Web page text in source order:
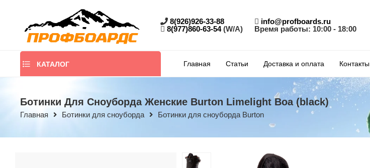
8(926)926-33-88
8(977)860-63-54(W/A)
info@profboards.ru
Время работы: 10:00 - 18:00
КАТАЛОГ Главная Статьи Доставка и оплата Контакты
Ботинки Для Сноуборда Женские Burton Limelight Boa (black)
Главная Ботинки для сноуборда Ботинки для сноуборда Burton